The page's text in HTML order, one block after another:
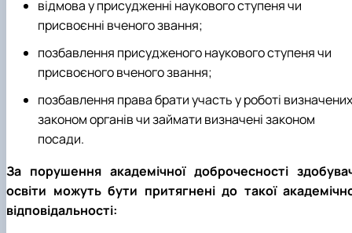
відмова у присудженні наукового ступеня чи
присвоєнні вченого звання;
позбавлення присудженого наукового ступеня чи
присвоєного вченого звання;
позбавлення права брати участь у роботі визначених
законом органів чи займати визначені законом
посади.
За порушення академічної доброчесності
освіти можуть бути притягнені до такої
відповідальності: